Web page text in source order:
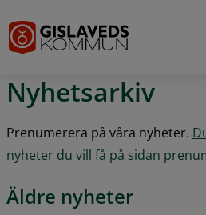
Nyhetsarkiv
Prenumerera på våra nyheter.
nyheter du vill få på sidan
Äldre nyheter